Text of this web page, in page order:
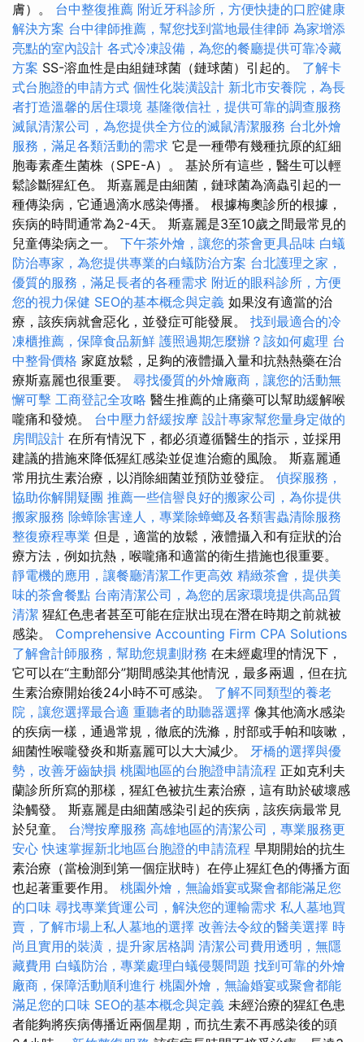
膚）。 台中整復推薦 附近牙科診所，方便快捷的口腔健康
解決方案 台中律師推薦，幫您找到當地最佳律師 為家增添
亮點的室內設計 各式冷凍設備，為您的餐廳提供可靠冷藏
方案 SS-溶血性是由組鏈球菌（鏈球菌）引起的。 了解卡
式台胞證的申請方式 個性化裝潢設計 新北市安養院，為長
者打造溫馨的居住環境 基隆徵信社，提供可靠的調查服務
滅鼠清潔公司，為您提供全方位的滅鼠清潔服務 台北外燴
服務，滿足各類活動的需求 它是一種帶有幾種抗原的紅細
胞毒素產生菌株（SPE-A）。 基於所有這些，醫生可以輕
鬆診斷猩紅色。 斯嘉麗是由細菌，鏈球菌為滴蟲引起的一
種傳染病，它通過滴水感染傳播。 根據梅奧診所的根據，
疾病的時間通常為2-4天。 斯嘉麗是3至10歲之間最常見的
兒童傳染病之一。 下午茶外燴，讓您的茶會更具品味 白蟻
防治專家，為您提供專業的白蟻防治方案 台北護理之家，
優質的服務，滿足長者的各種需求 附近的眼科診所，方便
您的視力保健 SEO的基本概念與定義 如果沒有適當的治
療，該疾病就會惡化，並發症可能發展。 找到最適合的冷
凍櫃推薦，保障食品新鮮 護照過期怎麼辦？該如何處理 台
中整骨價格 家庭放鬆，足夠的液體攝入量和抗熱熱藥在治
療斯嘉麗也很重要。 尋找優質的外燴廠商，讓您的活動無
懈可擊 工商登記全攻略 醫生推薦的止痛藥可以幫助緩解喉
嚨痛和發燒。 台中壓力舒緩按摩 設計專家幫您量身定做的
房間設計 在所有情況下，都必須遵循醫生的指示，並採用
建議的措施來降低猩紅感染並促進治癒的風險。 斯嘉麗通
常用抗生素治療，以消除細菌並預防並發症。 偵探服務，
協助你解開疑團 推薦一些信譽良好的搬家公司，為你提供
搬家服務 除蟑除害達人，專業除蟑螂及各類害蟲清除服務
整復療程專業 但是，適當的放鬆，液體攝入和有症狀的治
療方法，例如抗熱，喉嚨痛和適當的衛生措施也很重要。
靜電機的應用，讓餐廳清潔工作更高效 精緻茶會，提供美
味的茶會餐點 台南清潔公司，為您的居家環境提供高品質
清潔 猩紅色患者甚至可能在症狀出現在潛在時期之前就被
感染。 Comprehensive Accounting Firm CPA Solutions
了解會計師服務，幫助您規劃財務 在未經處理的情況下，
它可以在“主動部分”期間感染其他情況，最多兩週，但在抗
生素治療開始後24小時不可感染。 了解不同類型的養老
院，讓您選擇最合適 重聽者的助聽器選擇 像其他滴水感染
的疾病一樣，通過常規，徹底的洗滌，肘部或手帕和咳嗽，
細菌性喉嚨發炎和斯嘉麗可以大大減少。 牙橋的選擇與優
勢，改善牙齒缺損 桃園地區的台胞證申請流程 正如克利夫
蘭診所所寫的那樣，猩紅色被抗生素治療，這有助於破壞感
染觸發。 斯嘉麗是由細菌感染引起的疾病，該疾病最常見
於兒童。 台灣按摩服務 高雄地區的清潔公司，專業服務更
安心 快速掌握新北地區台胞證的申請流程 早期開始的抗生
素治療（當檢測到第一個症狀時）在停止猩紅色的傳播方面
也起著重要作用。 桃園外燴，無論婚宴或聚會都能滿足您
的口味 尋找專業貨運公司，解決您的運輸需求 私人墓地買
賣，了解市場上私人墓地的選擇 改善法令紋的醫美選擇 時
尚且實用的裝潢，提升家居格調 清潔公司費用透明，無隱
藏費用 白蟻防治，專業處理白蟻侵襲問題 找到可靠的外燴
廠商，保障活動順利進行 桃園外燴，無論婚宴或聚會都能
滿足您的口味 SEO的基本概念與定義 未經治療的猩紅色患
者能夠將疾病傳播近兩個星期，而抗生素不再感染後的頭